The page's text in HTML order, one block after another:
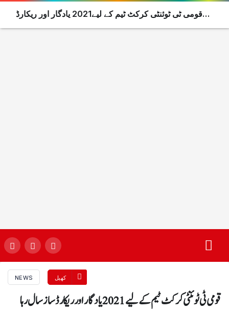
NEWS کھیل
قومی ٹی ٹوئنٹی کرکٹ ٹیم کے لیے2021 یادگار اور ریکارڈ ساز سال رہا
قومی ٹی ٹوئنٹی کرکٹ ٹیم کے لیے2021 یادگار اور ریکارڈ